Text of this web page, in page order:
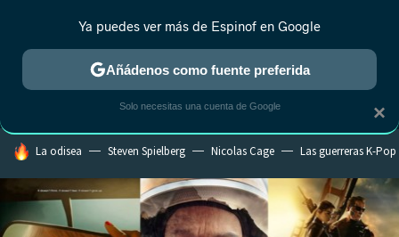
MENÚ NUEVO
ESTRENOS REALITY ANIME RANKINGS CINE
HOY SE HABLA DE
La odisea Steven Spielberg Nicolas Cage Las guerreras K-Pop
×
Ya puedes ver más de Espinof en Google
Añádenos como fuente preferida
Solo necesitas una cuenta de Google